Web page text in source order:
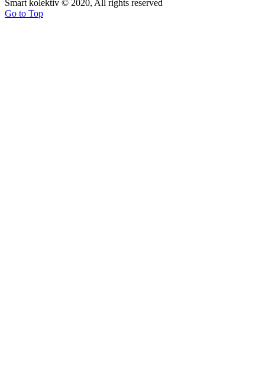
Smart kolektiv © 2020, All rights reserved
Go to Top